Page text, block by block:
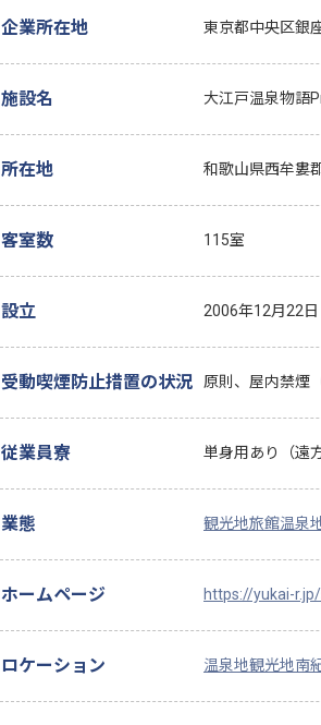
企業所在地 東京都中央区銀
施設名 大江戸温泉物語
所在地 和歌山県西牟婁
客室数 115室
設立 2006年12月22日
受動喫煙防止措置の状況 原則、屋内禁煙
従業員寮 単身用あり（遠
業態 観光地旅館温泉
ホームページ https://yukai-
ロケーション 温泉地観光地南